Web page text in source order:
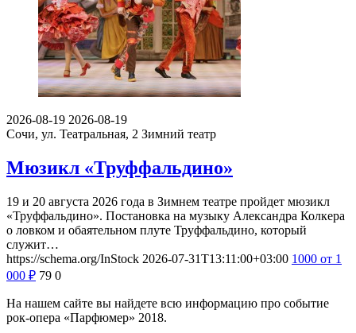
2026-08-19 2026-08-19
Сочи, ул. Театральная, 2 Зимний театр
Мюзикл «Труффальдино»
19 и 20 августа 2026 года в Зимнем театре пройдет мюзикл
«Труффальдино». Постановка на музыку Александра Колкера
о ловком и обаятельном плуте Труффальдино, который
служит…
https://schema.org/InStock 2026-07-31T13:11:00+03:00 1000 от 1
000 ₽ 79 0
На нашем сайте вы найдете всю информацию про событие
рок-опера «Парфюмер» 2018.